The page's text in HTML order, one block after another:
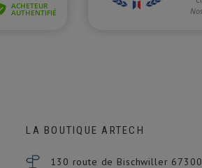
LA BOUTIQUE ARTECH
130 route de Bischwiller 67300